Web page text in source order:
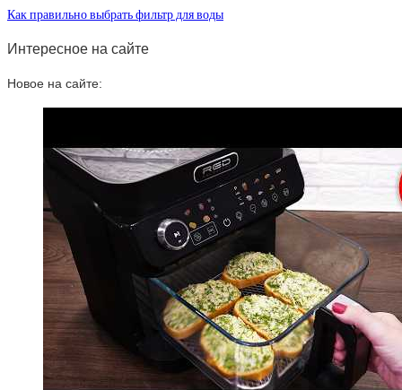
Как правильно выбрать фильтр для воды
Интересное на сайте
Новое на сайте: